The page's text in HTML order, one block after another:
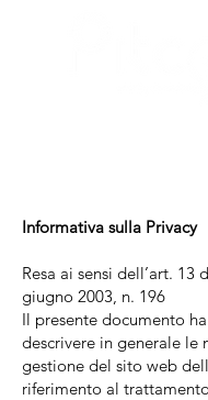
Informativa sulla Privacy
Resa ai sensi dell’art. 13
giugno 2003, n. 196
Il presente documento
descrivere in generale le
gestione del sito web
riferimento al